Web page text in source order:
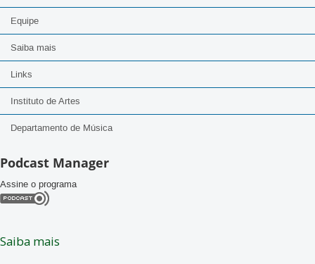
Serie Canto Brasileiro
Equipe
Saiba mais
Links
Instituto de Artes
Podcast Manager
Assine o programa